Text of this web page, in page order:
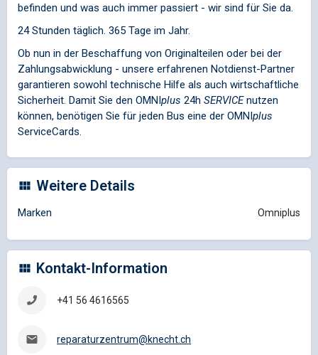
befinden und was auch immer passiert - wir sind für Sie da.
24 Stunden täglich. 365 Tage im Jahr.
Ob nun in der Beschaffung von Originalteilen oder bei der
Zahlungsabwicklung - unsere erfahrenen Notdienst-Partner
garantieren sowohl technische Hilfe als auch wirtschaftliche
Sicherheit. Damit Sie den OMNIplus 24h SERVICEnutzen
können, benötigen Sie für jeden Bus eine der OMNIplus
ServiceCards.
Weitere Details
Marken Omniplus
Kontakt-Information
+41 56 4616565
reparaturzentrum@knecht.ch